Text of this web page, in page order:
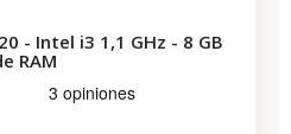
- Intel i3 1,1 GHz - 8 GB
RAM